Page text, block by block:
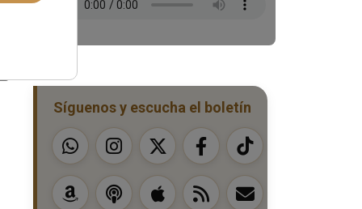
Síguenos y escucha el boletín